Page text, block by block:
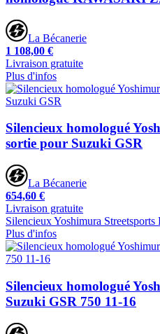
La Bécanerie
1 108,00 €
Livraison gratuite
Plus d'infos
Silencieux homologué
sortie pour Suzuki GSR
La Bécanerie
654,60 €
Livraison gratuite
Silencieux Yoshimura
Plus d'infos
Silencieux homologué
Suzuki GSR 750 11-16